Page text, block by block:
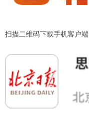
扫描二维码下载手机客户端